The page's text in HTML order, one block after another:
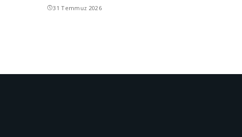
31 Temmuz 2026